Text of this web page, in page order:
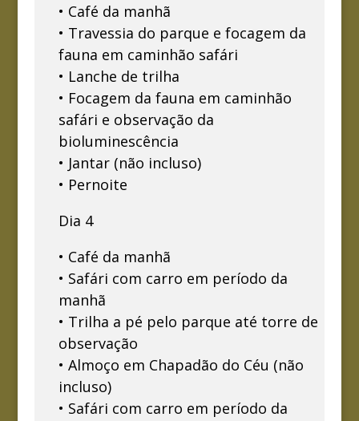
• Café da manhã
• Travessia do parque e focagem da
fauna em caminhão safári
• Lanche de trilha
• Focagem da fauna em caminhão
safári e observação da
bioluminescência
• Jantar (não incluso)
• Pernoite
Dia 4
• Café da manhã
• Safári com carro em período da
manhã
• Trilha a pé pelo parque até torre de
observação
• Almoço em Chapadão do Céu (não
incluso)
• Safári com carro em período da